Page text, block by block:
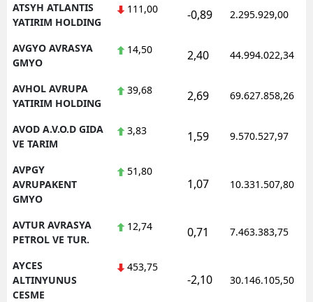
ATSYH ATLANTIS
YATIRIM HOLDING
111,00 -0,89 2.295.929,00
AVGYO AVRASYA
GMYO
14,50 2,40 44.994.022,34
AVHOL AVRUPA
YATIRIM HOLDING
39,68 2,69 69.627.858,26
AVOD A.V.O.D GIDA
VE TARIM
3,83 1,59 9.570.527,97
AVPGY
AVRUPAKENT
GMYO
51,80
1,07 10.331.507,80
AVTUR AVRASYA
PETROL VE TUR.
12,74 0,71 7.463.383,75
AYCES
ALTINYUNUS
CESME
453,75
-2,10 30.146.105,50